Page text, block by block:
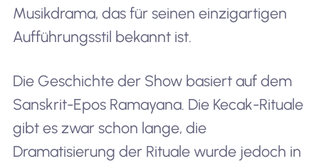
Musikdrama, das für seinen einzigartigen
Aufführungsstil bekannt ist.
Die Geschichte der Show basiert auf dem
Sanskrit-Epos Ramayana. Die Kecak-Rituale
gibt es zwar schon lange, die
Dramatisierung der Rituale wurde jedoch in